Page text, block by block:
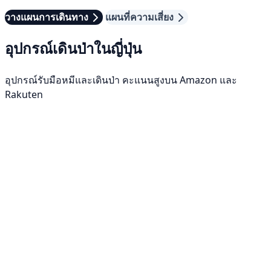
วางแผนการเดินทาง
แผนที่ความเสี่ยง
อุปกรณ์เดินป่าในญี่ปุ่น
อุปกรณ์รับมือหมีและเดินป่า คะแนนสูงบน Amazon และ
Rakuten